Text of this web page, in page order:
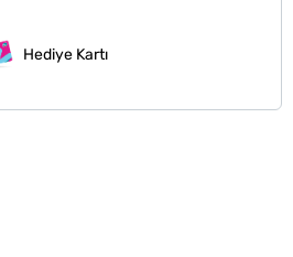
Hediye Kartı